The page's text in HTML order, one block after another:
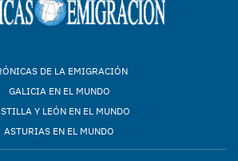
DE LA EMIGRACIÓN
GALICIA EN EL MUNDO
Y LEÓN EN EL MUNDO
ASTURIAS EN EL MUNDO